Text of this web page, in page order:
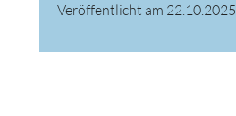
Veröffentlicht am 22.10.2025